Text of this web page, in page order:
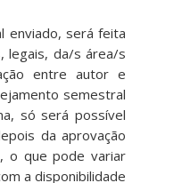
enviado, será feita
legais, da/s área/s
entre autor e
semestral
só será possível
da aprovação
o que pode variar
a disponibilidade